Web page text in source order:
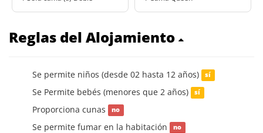
Reglas del Alojamiento
Se permite niños (desde 02 hasta 12 años) sí
Se Permite bebés (menores que 2 años) sí
Proporciona cunas no
Se permite fumar en la habitación no